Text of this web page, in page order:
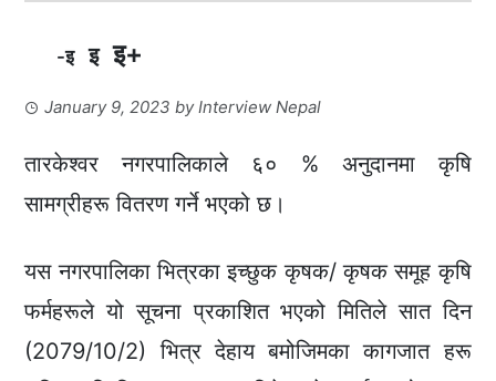
-इ इ इ+
January 9, 2023 byInterview Nepal
तारकेश्वर नगरपालिकाले ६० % अनुदानमा कृषि
सामग्रीहरू वितरण गर्ने भएको छ।
यस नगरपालिका भित्रका इच्छुक कृषक/ कृषक समूह कृषि
फर्महरूले यो सूचना प्रकाशित भएको मितिले सात दिन
(2079/10/2) भित्र देहाय बमोजिमका कागजात हरू